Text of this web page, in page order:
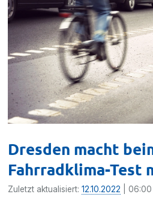
Dresden macht
Fahrradklima-Test
Zuletzt aktualisiert:12.10.2022 |